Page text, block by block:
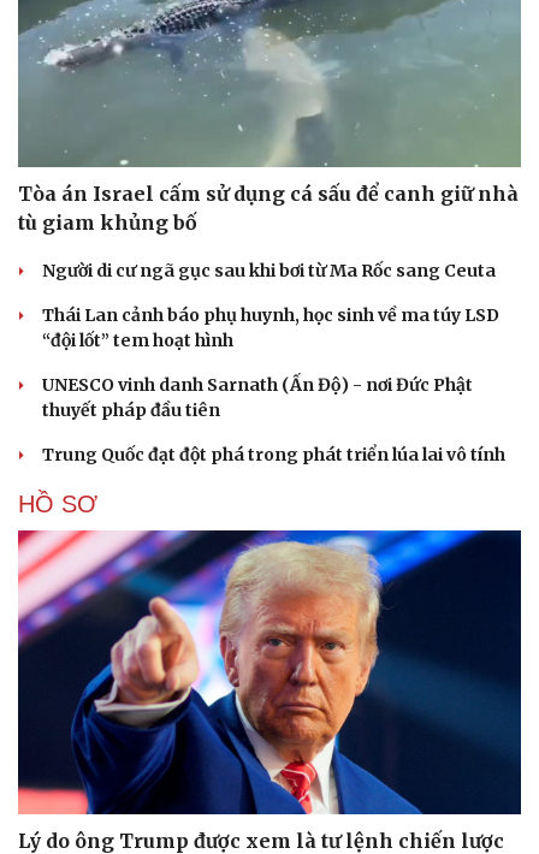
Tòa án Israel cấm sử dụng cá sấu để canh giữ nhà
tù giam khủng bố
Người di cư ngã gục sau khi bơi từ Ma Rốc sang Ceuta
Thái Lan cảnh báo phụ huynh, học sinh về ma túy LSD
“đội lốt” tem hoạt hình
UNESCO vinh danh Sarnath (Ấn Độ) - nơi Đức Phật
thuyết pháp đầu tiên
Trung Quốc đạt đột phá trong phát triển lúa lai vô tính
HỒ SƠ
Lý do ông Trump được xem là tư lệnh chiến lược